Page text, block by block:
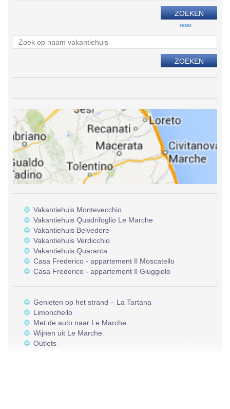
reset
Vakantiehuis Montevecchio
Vakantiehuis Quadrifoglio Le Marche
Vakantiehuis Belvedere
Vakantiehuis Verdicchio
Vakantiehuis Quaranta
Casa Frederico - appartement Il Moscatello
Casa Frederico - appartement Il Giuggiolo
Genieten op het strand – La Tartana
Limonchello
Met de auto naar Le Marche
Wijnen uit Le Marche
Outlets